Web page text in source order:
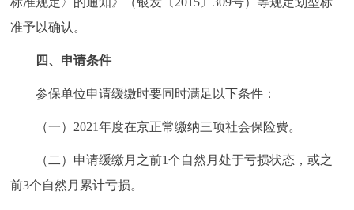
准予以确认。
四、申请条件
参保单位申请缓缴时要同时满足以下条件：
（一）2021年度在京正常缴纳三项社会保险费。
（二）申请缓缴月之前1个自然月处于亏损状态，或之
前3个自然月累计亏损。